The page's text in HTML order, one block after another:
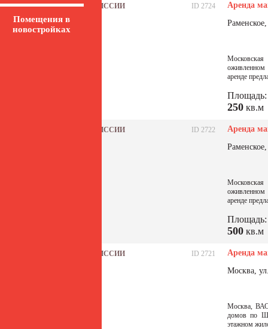
Помещения в
новостройках
БЕЗ КОМИССИИ ID 2724
Аренда
оживленном
аренде
Площадь:
250 кв.м
БЕЗ КОМИССИИ ID 2722
Аренда
оживленном
аренде
Площадь:
500 кв.м
БЕЗ КОМИССИИ ID 2721
Аренда
Москва,
Москва,
домов по
этажном